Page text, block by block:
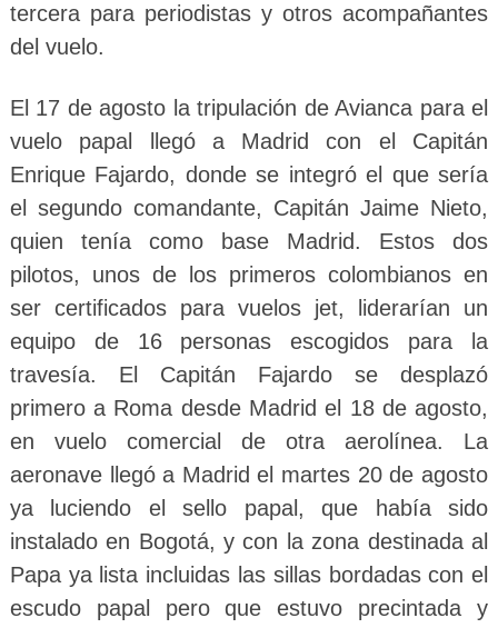
tercera para periodistas y otros acompañantes
del vuelo.
El 17 de agosto la tripulación de Avianca para el
vuelo papal llegó a Madrid con el Capitán
Enrique Fajardo, donde se integró el que sería
el segundo comandante, Capitán Jaime Nieto,
quien tenía como base Madrid. Estos dos
pilotos, unos de los primeros colombianos en
ser certificados para vuelos jet, liderarían un
equipo de 16 personas escogidos para la
travesía. El Capitán Fajardo se desplazó
primero a Roma desde Madrid el 18 de agosto,
en vuelo comercial de otra aerolínea. La
aeronave llegó a Madrid el martes 20 de agosto
ya luciendo el sello papal, que había sido
instalado en Bogotá, y con la zona destinada al
Papa ya lista incluidas las sillas bordadas con el
escudo papal pero que estuvo precintada y